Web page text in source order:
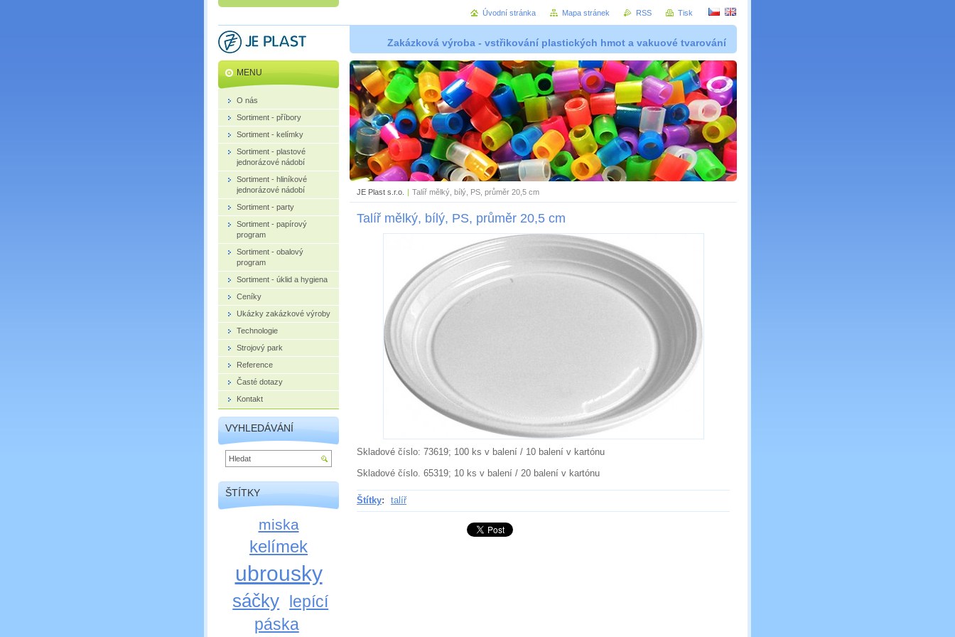
Zakázková výroba - vstřikování plastických hmot a vakuové tvarování
JE Plast s.r.o. | Talíř mělký, bílý, PS, průměr 20,5 cm
Talíř mělký, bílý, PS, průměr 20,5 cm
Skladové číslo: 73619; 100 ks v balení / 10 balení v kartónu
Skladové číslo. 65319; 10 ks v balení / 20 balení v kartónu
Štítky: talíř
MENU
O nás
Sortiment - příbory
Sortiment - kelímky
Sortiment - plastové
jednorázové nádobí
Sortiment - hliníkové
jednorázové nádobí
Sortiment - party
Sortiment - papírový
program
Sortiment - obalový
program
Sortiment - úklid a hygiena
Ceníky
Ukázky zakázkové výroby
Technologie
Strojový park
Reference
Časté dotazy
Kontakt
VYHLEDÁVÁNÍ
ŠTÍTKY
miska
kelímek
ubrousky
sáčky lepící
páska
Úvodní stránka Mapa stránek RSS Tisk